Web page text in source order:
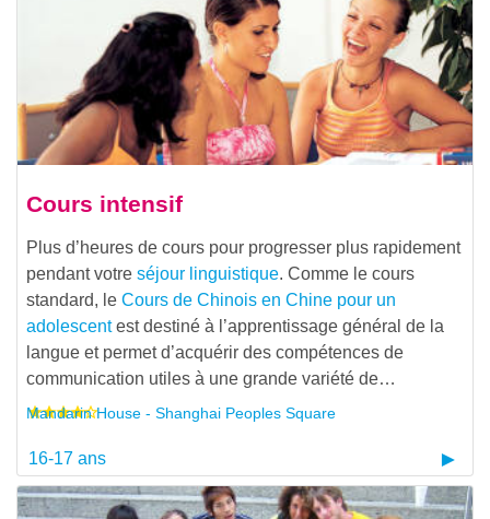
Cours intensif
Plus d’heures de cours pour progresser plus rapidement
pendant votre séjour linguistique. Comme le cours
standard, le Cours de Chinois en Chine pour un
adolescentest destiné à l’apprentissage général de la
langue et permet d’acquérir des compétences de
communication utiles à une grande variété de…
Mandarin House - Shanghai Peoples Square
16-17 ans